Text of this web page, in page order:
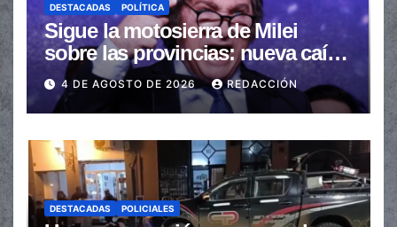
DESTACADAS POLÍTICA
Sigue la motosierra de Milei
sobre las provincias: nueva caída
de las transferencias no
automáticas
4 DE AGOSTO DE 2026 REDACCIÓN
DESTACADAS POLICIALES